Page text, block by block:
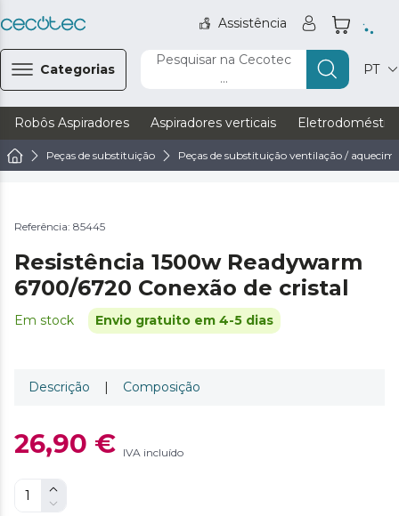
Assistência
Categorias
Pesquisar na Cecotec
...
PT
Robôs Aspiradores Aspiradores verticais
Peças de substituição Peças de substituição ventilação /
Referência: 85445
Resistência 1500w Readywarm
6700/6720 Conexão de cristal
Em stock Envio gratuito em 4-5 dias
Descrição | Composição
26,90 € IVA incluído